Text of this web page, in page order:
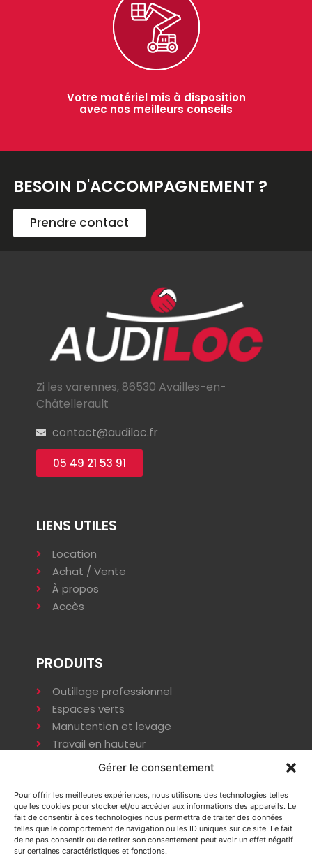
Gérer le consentement
Pour offrir les meilleures expériences, nous utilisons des technologies telles
que les cookies pour stocker et/ou accéder aux informations des appareils. Le
fait de consentir à ces technologies nous permettra de traiter des données
telles que le comportement de navigation ou les ID uniques sur ce site. Le fait
de ne pas consentir ou de retirer son consentement peut avoir un effet négatif
sur certaines caractéristiques et fonctions.
Votre matériel mis à disposition
avec nos meilleurs conseils
BESOIN D'ACCOMPAGNEMENT ?
Prendre contact
Zi les varennes, 86530 Availles-en-
Châtellerault
contact@audiloc.fr
05 49 21 53 91
LIENS UTILES
Location
Achat / Vente
À propos
Accès
PRODUITS
Outillage professionnel
Espaces verts
Manutention et levage
Travail en hauteur
Terrassement
Énergie
Installation provisoire